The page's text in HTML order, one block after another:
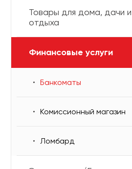
Товары для дома, дачи и
отдыха
Финансовые услуги
Банкоматы
Комиссионный магазин
Ломбард